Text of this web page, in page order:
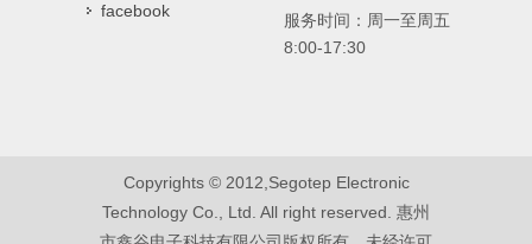
facebook
服务时间：周一至周五
8:00-17:30
Copyrights © 2012,Segotep Electronic
Technology Co., Ltd. All right reserved. 惠州